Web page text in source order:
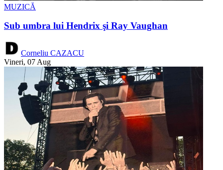
MUZICĂ
Sub umbra lui Hendrix şi Ray Vaughan
Corneliu CAZACU
Vineri, 07 Aug